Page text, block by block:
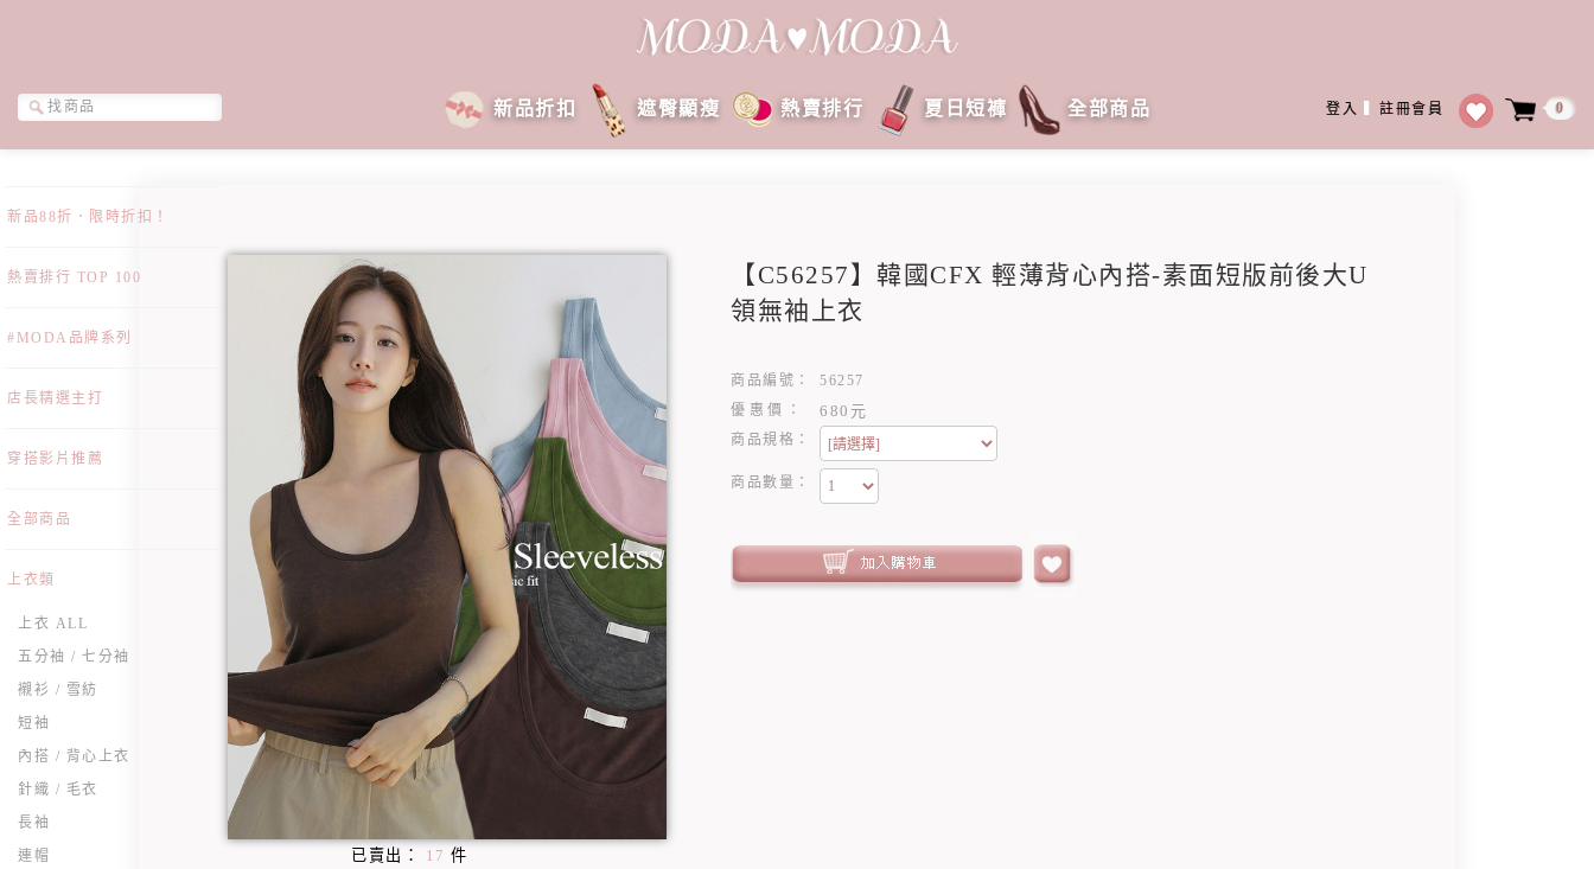
登入 註冊會員 0
新品折扣 遮臀顯瘦 熱賣排行 夏日短褲 全部商品
新品88折．限時折扣！
熱賣排行 TOP 100
#MODA品牌系列
店長精選主打
穿搭影片推薦
全部商品
上衣類
上衣 ALL
五分袖 / 七分袖
襯衫 / 雪紡
短袖
內搭 / 背心上衣
針織 / 毛衣
長袖
連帽
已賣出： 17 件
【C56257】韓國CFX 輕薄背心內搭-素面短版前後大U
領無袖上衣
商品編號：
56257
優惠價：
680元
商品規格：
商品數量：